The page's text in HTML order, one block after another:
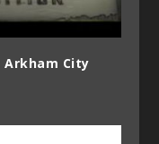
Arkham City